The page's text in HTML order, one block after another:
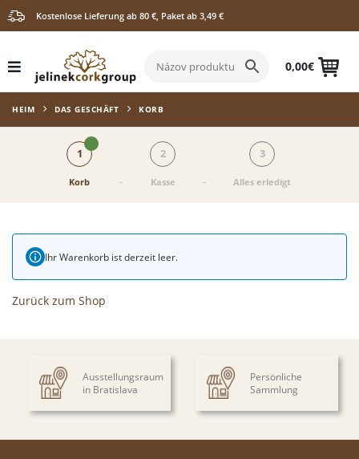
Kostenlose Lieferung ab 80 €, Paket ab 3,49 €
0,00€
HEIM DAS GESCHÄFT KORB
1 2 3
Korb - Kasse - Alles erledigt
Ihr Warenkorb ist derzeit leer.
Zurück zum Shop
Ausstellungsraum
in Bratislava
Persönliche
Sammlung